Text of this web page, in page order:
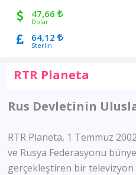
47,66
Dolar
64,12
Sterlin
RTR Planeta
Rus Devletinin
RTR Planeta, 1 Temmuz
ve Rusya Federasyonu
gerçekleştiren bir televizyon